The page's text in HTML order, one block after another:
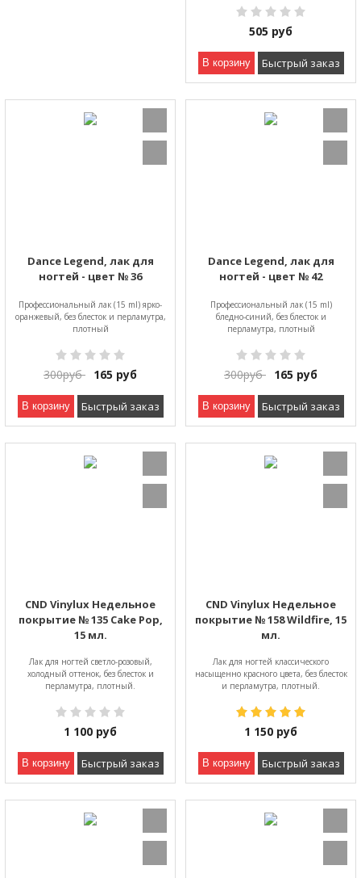
505 руб
В корзину Быстрый заказ
Dance Legend, лак для
ногтей - цвет № 36
Профессиональный лак (15 ml) ярко-
оранжевый, без блесток и перламутра,
плотный
300руб 165 руб
В корзину Быстрый заказ
Dance Legend, лак для
ногтей - цвет № 42
Профессиональный лак (15 ml)
бледно-синий, без блесток и
перламутра, плотный
300руб 165 руб
В корзину Быстрый заказ
CND Vinylux Недельное
покрытие № 135 Cake Pop,
15 мл.
Лак для ногтей светло-розовый,
холодный оттенок, без блесток и
перламутра, плотный.
1 100 руб
В корзину Быстрый заказ
CND Vinylux Недельное
покрытие № 158 Wildfire, 15
мл.
Лак для ногтей классического
насыщенно красного цвета, без блесток
и перламутра, плотный.
1 150 руб
В корзину Быстрый заказ